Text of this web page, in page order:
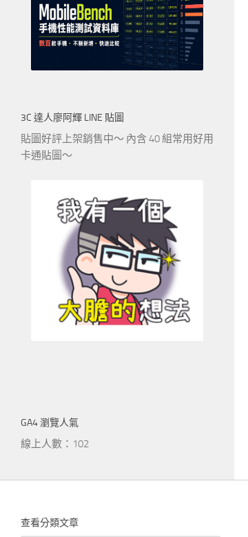
3C 達人廖阿輝 LINE 貼圖
貼圖好評上架銷售中～ 內含 40 組常用好用
卡通貼圖～
GA4 瀏覽人氣
線上人數：102
查看分類文章